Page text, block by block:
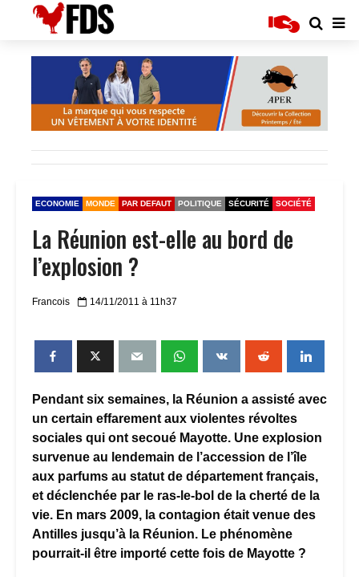
ECONOMIE MONDE PAR DEFAUT POLITIQUE SÉCURITÉ SOCIÉTÉ
La Réunion est-elle au bord de
l’explosion ?
Francois 14/11/2011 à 11h37
Pendant six semaines, la Réunion a assisté avec
un certain effarement aux violentes révoltes
sociales qui ont secoué Mayotte. Une explosion
survenue au lendemain de l’accession de l’île
aux parfums au statut de département français,
et déclenchée par le ras-le-bol de la cherté de la
vie. En mars 2009, la contagion était venue des
Antilles jusqu’à la Réunion. Le phénomène
pourrait-il être importé cette fois de Mayotte ?